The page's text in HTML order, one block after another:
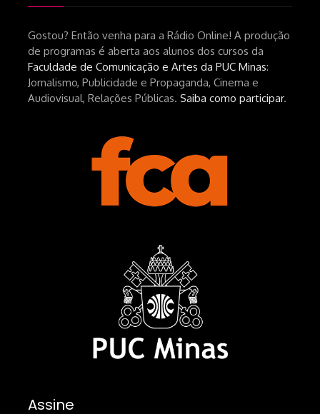
Gostou? Então venha para a Rádio Online! A produção
de programas é aberta aos alunos dos cursos da
Faculdade de Comunicação e Artes da PUC Minas:
Jornalismo, Publicidade e Propaganda, Cinema e
Audiovisual, Relações Públicas. Saiba como participar.
Assine